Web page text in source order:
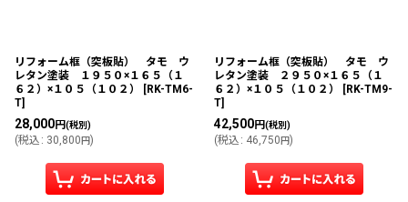
リフォーム框（突板貼） タモ ウ
レタン塗装 １９５０×１６５（１
６２）×１０５（１０２）
[RK-TM6-
T]
28,000円(税別)
(税込 : 30,800 円)
リフォーム框（突板貼） タモ ウ
レタン塗装 ２９５０×１６５（１
６２）×１０５（１０２）
[RK-TM9-
T]
42,500円(税別)
(税込 : 46,750 円)